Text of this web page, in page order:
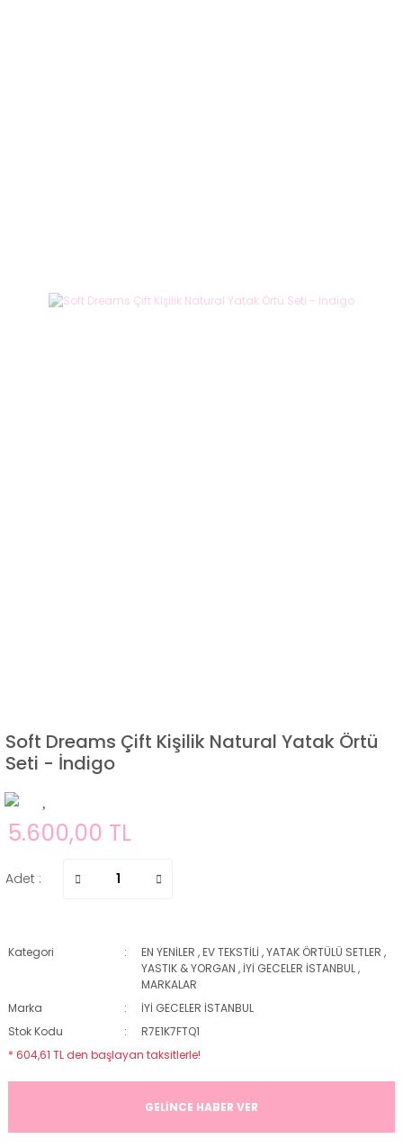
Soft Dreams Çift Kişilik Natural Yatak Örtü
Seti - İndigo
5.600,00 TL
Adet :
Kategori EN YENİLER ,EV TEKSTİLİ ,YATAK ÖRTÜLÜ SETLER ,
YASTIK & YORGAN , İYİ GECELER İSTANBUL,
MARKALAR
Marka
İYİ GECELER İSTANBUL
Stok Kodu
R7E1K7FTQ1
* 604,61 TL den başlayan taksitlerle!
GELİNCE HABER VER